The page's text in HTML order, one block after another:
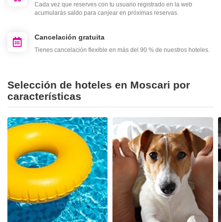
Cada vez que reserves con tu usuario registrado en la web
acumularás saldo para canjear en próximas reservas.
Cancelación gratuita
Tienes cancelación flexible en más del 90 % de nuestros hoteles.
Selección de hoteles en Moscari por
características